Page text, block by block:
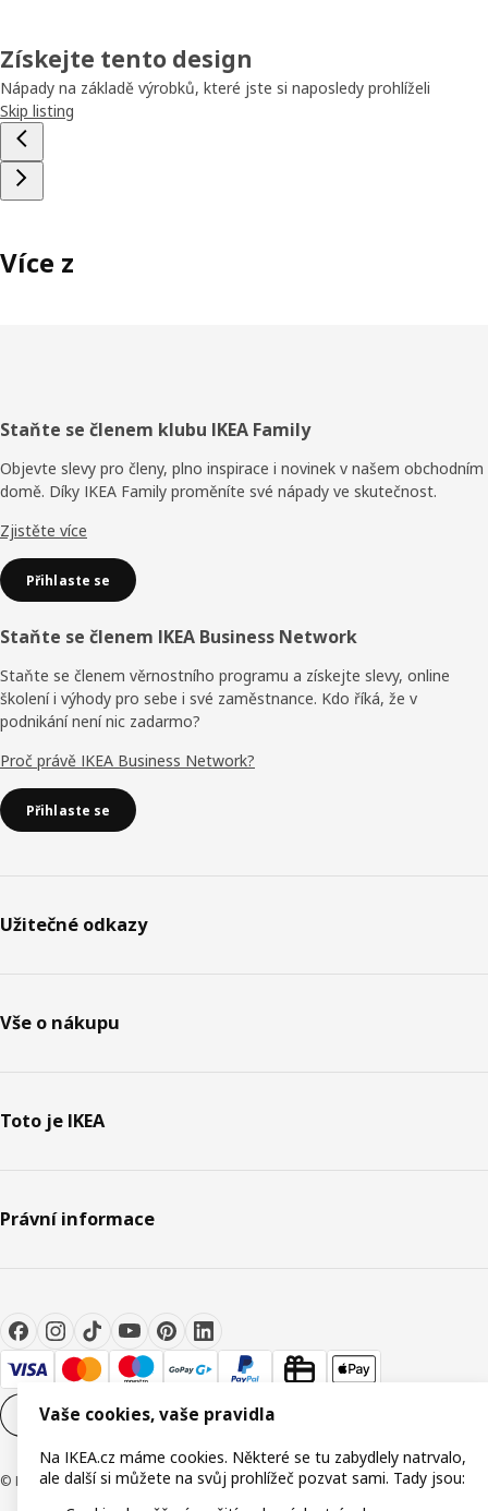
Získejte tento design
Nápady na základě výrobků, které jste si naposledy prohlíželi
Skip listing
Více z
Zápatí
Staňte se členem klubu IKEA Family
Objevte slevy pro členy, plno inspirace i novinek v našem obchodním
domě. Díky IKEA Family proměníte své nápady ve skutečnost.
Zjistěte více
Přihlaste se
Staňte se členem IKEA Business Network
Staňte se členem věrnostního programu a získejte slevy, online
školení i výhody pro sebe i své zaměstnance. Kdo říká, že v
podnikání není nic zadarmo?
Proč právě IKEA Business Network?
Přihlaste se
Užitečné odkazy
Vše o nákupu
Toto je IKEA
Právní informace
Nastavení souborů cookie
© Inter IKEA Systems B.V. 1999-2026
Vaše cookies, vaše pravidla
Na IKEA.cz máme cookies. Některé se tu zabydlely natrvalo,
ale další si můžete na svůj prohlížeč pozvat sami. Tady jsou: